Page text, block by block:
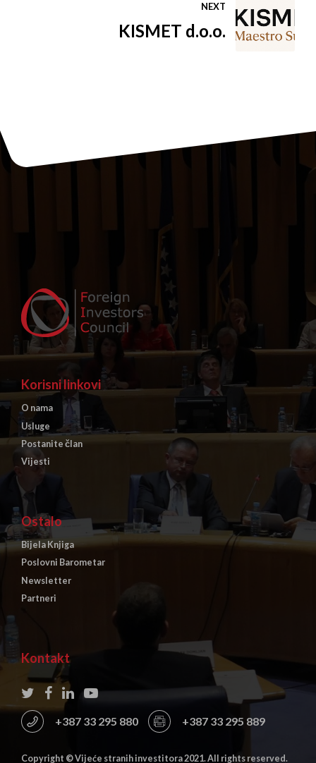
NEXT
KISMET d.o.o.
Korisni linkovi
O nama
Usluge
Postanite član
Vijesti
Ostalo
Bijela Knjiga
Poslovni Barometar
Newsletter
Partneri
Kontakt
+387 33 295 880 +387 33 295 889
Copyright © Vijeće stranih investitora 2021. All rights reserved.